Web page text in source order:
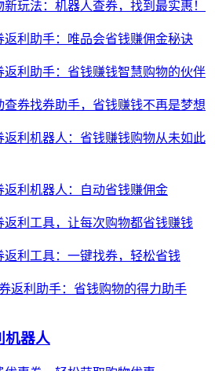
玩法：机器人查券，找到最实惠！
返利助手：唯品会省钱赚佣金秘诀
返利助手：省钱赚钱智慧购物的伙伴
查券找券助手，省钱赚钱不再是梦想
返利机器人：省钱赚钱购物从未如此
返利机器人：自动省钱赚佣金
返利工具，让每次购物都省钱赚钱
返利工具：一键找券，轻松省钱
返利助手：省钱购物的得力助手
机器人